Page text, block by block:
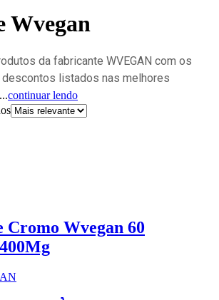
Wvegan
da fabricante WVEGAN com os
listados nas melhores
...continuar lendo
s
Cromo Wvegan 60